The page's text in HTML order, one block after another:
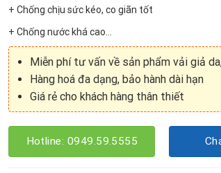
+ Chống chịu sức kéo, co giãn tốt
+ Chống nước khá cao…
Miễn phí tư vấn về sản phẩm vải giả
Hàng hoá đa dạng, bảo hành dài hạn
Giá rẻ cho khách hàng thân thiết
Hotline: 0949.59.5555